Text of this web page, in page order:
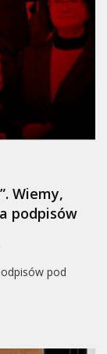
Wiemy,
podpisów
On
“Żadna
Jego
pod